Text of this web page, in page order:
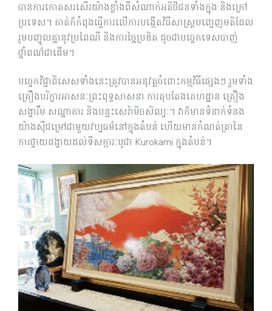
បានការកោតសរសើរយ៉ាងខ្លាំងពីសំណាក់អតិថិជនទាំងក្នុង និងក្រៅ
ប្រទេស។ គាត់ក៏កំពុងធ្វើការលើការបង្កើតវិធីសាស្រ្តបញ្ចេញមតិដែល
រួមបញ្ចូលគ្នានូវប្រពៃណី និងការច្នៃប្រឌិត ដូចជាបច្ចេកទេសបាញ់
ថ្នាំពណ៌ជាដើម។
បច្ចេកវិជ្ជាពិសេសទាំងនេះត្រូវបានអនុវត្តចំពោះកម្មវិធីផ្សេងៗ រួមទាំង
គ្រឿងបរិក្ខារអាសនៈព្រះពុទ្ធសាសនា ការតុបតែងគេហដ្ឋាន គ្រឿង
សង្ហារឹម សណ្ឋាគារ និងបន្ទះសេរ៉ាមិចសិល្បៈ។ វាក៏មានទំនាក់ទំនង
យ៉ាងស៊ីជម្រៅជាមួយវប្បធម៌នៅក្នុងតំបន់ ហើយមានកំណត់ត្រានៃ
ការថ្វាយដង្វាយដល់ទីសក្ការៈបូជា Kurokami ក្នុងតំបន់។